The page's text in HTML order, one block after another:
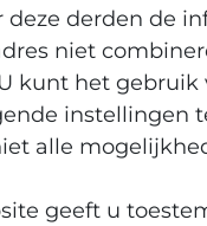
derden de
niet
kunt het gebruik
instellingen
alle
geeft u